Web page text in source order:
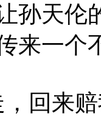
孙天伦
来一个
回来